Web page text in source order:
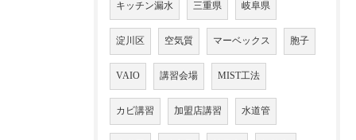
キッチン漏水 三重県 岐阜県
淀川区 空気質 マーベックス 胞子
VAIO 講習会場 MIST工法
カビ講習 加盟店講習 水道管